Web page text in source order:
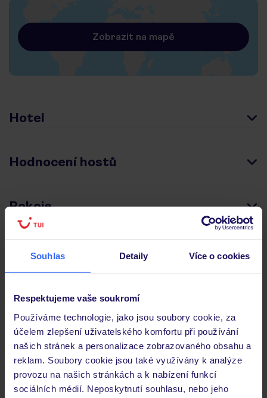
Souhlas Detaily Více o cookies
Respektujeme vaše soukromí
Používáme technologie, jako jsou soubory cookie, za
účelem zlepšení uživatelského komfortu při používání
našich stránek a personalizace zobrazovaného obsahu a
reklam. Soubory cookie jsou také využívány k analýze
provozu na našich stránkách a k nabízení funkcí
sociálních médií. Neposkytnutí souhlasu, nebo jeho
Zobrazit na mapě
Hotel
Hodnocení hostů
Pokoje
Stravování
Důležité informace
Často kladené otázky
Jaké doklady jsou potřebné při cestování?
Budeme ubytováni ihned po příjezdu do hotelu?
Kam jít po přistání a vyzvednutí zavazadel?